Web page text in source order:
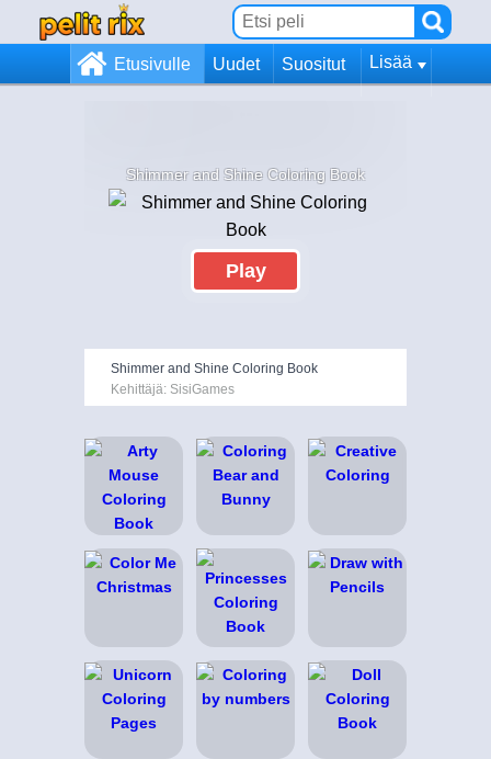
Etusivulle Uudet Suositut Lisää
Shimmer and Shine Coloring Book
Play
Shimmer and Shine Coloring Book
Kehittäjä: SisiGames